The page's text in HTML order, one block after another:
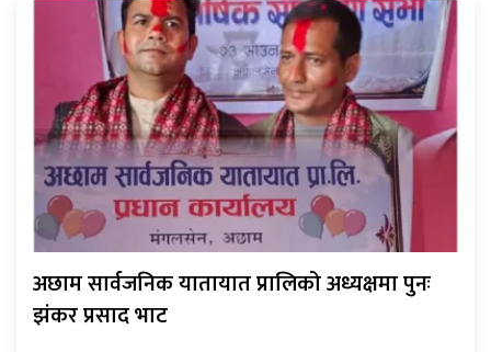
अछाम सार्वजनिक यातायात प्रालिको अध्यक्षमा पुनः
झंकर प्रसाद भाट